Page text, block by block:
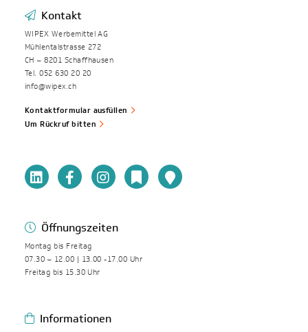
Kontakt
WIPEX Werbemittel AG
Mühlentalstrasse 272
CH – 8201 Schaffhausen
Tel. 052 630 20 20
info@wipex.ch
Kontaktformular ausfüllen
Um Rückruf bitten
Öffnungszeiten
Montag bis Freitag
07.30 – 12.00 | 13.00 -17.00 Uhr
Freitag bis 15.30 Uhr
Informationen